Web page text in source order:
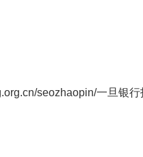
seozhaopin/一旦银